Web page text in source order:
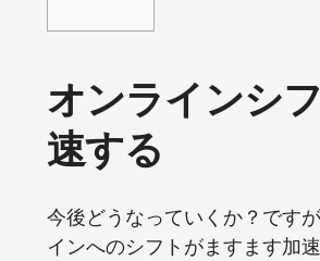
オンラインシ
速する
今後どうなっていくか？です
インへのシフトがますます加